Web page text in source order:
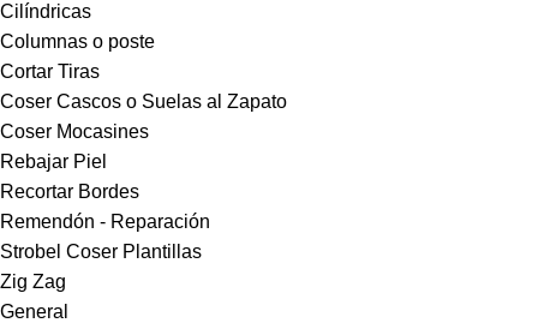
Cilíndricas
Columnas o poste
Cortar Tiras
Coser Cascos o Suelas al Zapato
Coser Mocasines
Rebajar Piel
Recortar Bordes
Remendón - Reparación
Strobel Coser Plantillas
Zig Zag
General